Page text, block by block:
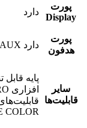
پورت
Display
دارد
پورت
هدفون
دارد AUX
سایر
قابلیت‌ها
پایه
COLOR